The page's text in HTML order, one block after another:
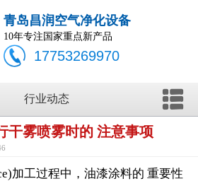
青岛昌润空气净化设备
10年专注国家重点新产品
17753269970
行业动态
干雾喷雾时的 注意事项
加工过程中，油漆涂料的 重要性